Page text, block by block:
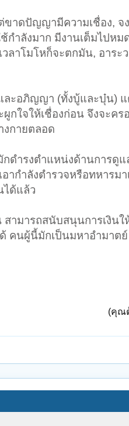
าดปัญญามีความเชื่อง, จ
กำลังมาก มีงานเต็มไปห
วลาโมโหก็จะตกมัน, อาร
ะอภิญญา (ทั้งบู้และบุ๋น) แ
กใจให้เชื่องก่อน จึงจะค
งกายตลอด
ดำรงตำแหน่งด้านการดู
ากำลังตำรวจหรือทหารม
ได้แล้ว
ามารถสนับสนุนการเงิน
คนผู้นี้มักเป็นมหาอำมาตย์
(คุณ